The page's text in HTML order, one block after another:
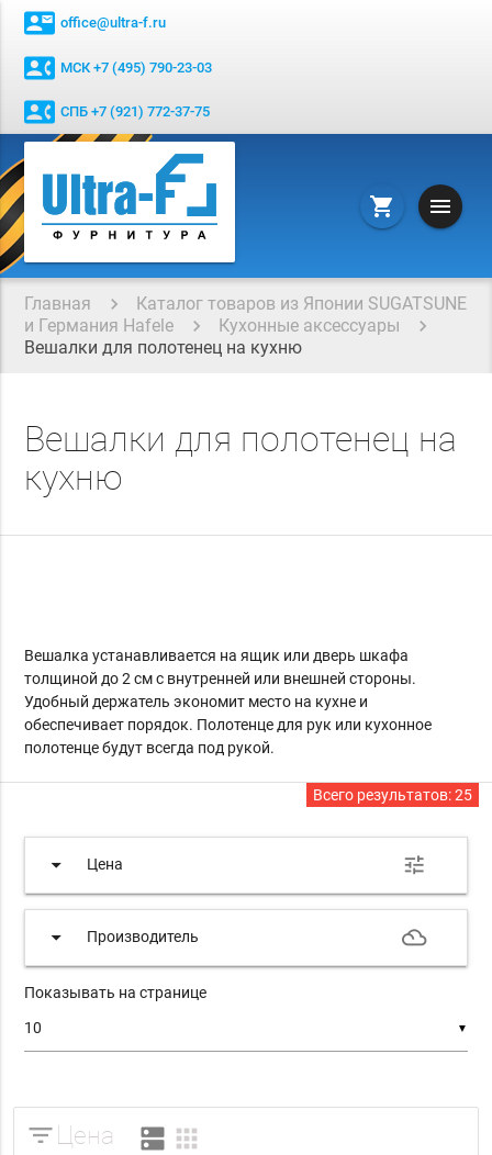
contact_mail office@ultra-f.ru
contact_phone МСК +7 (495) 790-23-03
contact_phone СПБ +7 (921) 772-37-75
shopping_cart menu
Главная
Каталог товаров из Японии SUGATSUNE
и Германия Hafele
Кухонные аксессуары
Вешалки для полотенец на кухню
Вешалки для полотенец на
кухню
Вешалка устанавливается на ящик или дверь шкафа
толщиной до 2 см с внутренней или внешней стороны.
Удобный держатель экономит место на кухне и
обеспечивает порядок. Полотенце для рук или кухонное
полотенце будут всегда под рукой.
Всего результатов:25
arrow_drop_down Цена tune
arrow_drop_down Производитель filter_drama
Показывать на странице
▼
filter_list Цена dns apps